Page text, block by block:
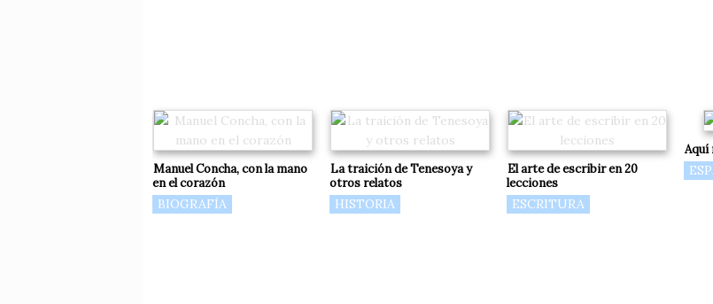
Manuel Concha, con la mano
en el corazón
BIOGRAFÍA
La traición de Tenesoya y
otros relatos
HISTORIA
El arte de escribir en 20
lecciones
ESCRITURA
Aquí